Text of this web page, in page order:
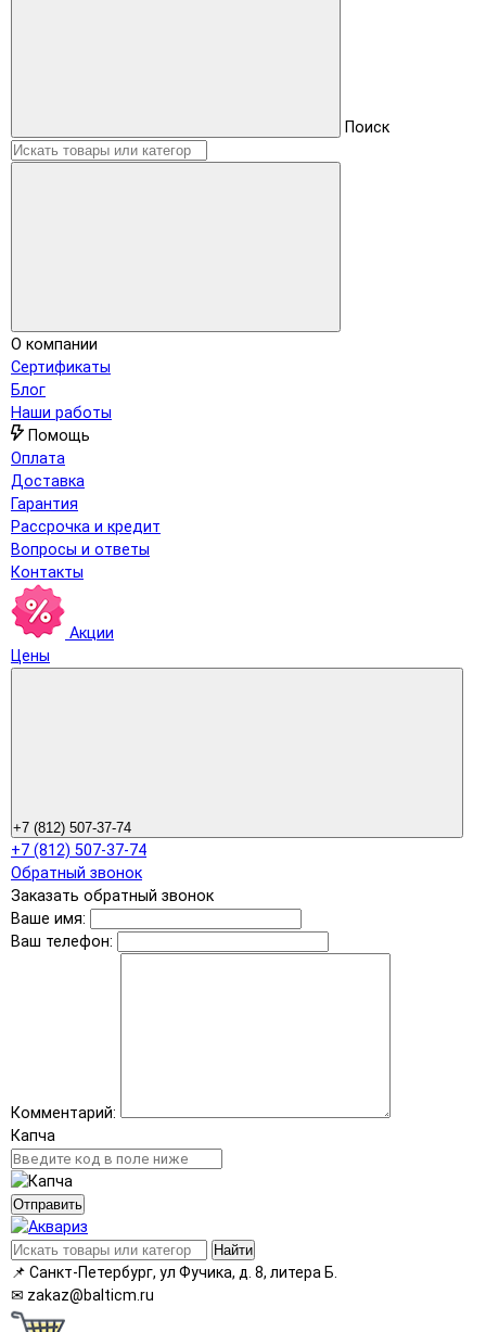
Поиск
О компании
Сертификаты
Блог
Наши работы
Помощь
Оплата
Доставка
Гарантия
Рассрочка и кредит
Вопросы и ответы
Контакты
Акции
Цены
+7 (812) 507-37-74
+7 (812) 507-37-74
Обратный звонок
Заказать обратный звонок
Ваше имя:
Ваш телефон:
Комментарий:
Капча
Отправить
Найти
📌 Санкт-Петербург, ул Фучика, д. 8, литера Б.
✉ zakaz@balticm.ru